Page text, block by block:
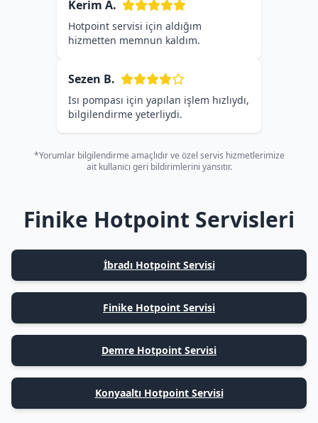
Kerim A.
Hotpoint servisi için aldığım
hizmetten memnun kaldım.
Sezen B.
Isı pompası için yapılan işlem hızlıydı,
bilgilendirme yeterliydi.
*Yorumlar bilgilendirme amaçlıdır ve özel servis hizmetlerimize
ait kullanıcı geri bildirimlerini yansıtır.
Finike Hotpoint Servisleri
İbradı Hotpoint Servisi
Finike Hotpoint Servisi
Demre Hotpoint Servisi
Konyaaltı Hotpoint Servisi